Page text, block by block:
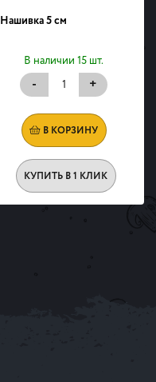
Нашивка 5 см
В наличии 15 шт.
- +
В КОРЗИНУ
КУПИТЬ В 1 КЛИК